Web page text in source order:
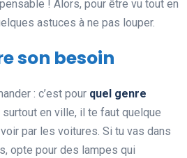
! Alors, pour être vu tout en
astuces à ne pas louper.
son besoin
: c’est pour quel genre
en ville, il te faut quelque
par les voitures. Si tu vas dans
opte pour des lampes qui